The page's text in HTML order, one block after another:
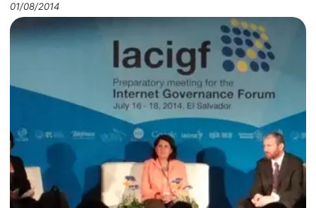
01/08/2014